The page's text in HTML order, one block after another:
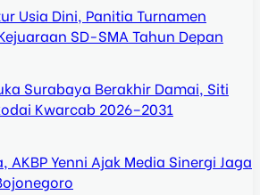
Usia Dini, Panitia Turnamen
SD-SMA Tahun Depan
Surabaya Berakhir Damai, Siti
Kwarcab 2026–2031
AKBP Yenni Ajak Media Sinergi Jaga